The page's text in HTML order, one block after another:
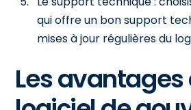
qui offre un bon support
mises à jour régulières du
Les avantages